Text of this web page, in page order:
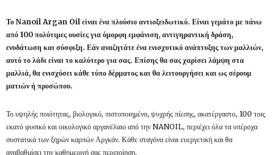
Το Nanoil Argan Oil είναι ένα πλούσιο αντιοξειδωτικό. Είναι γεμάτο με πάνω
από 100 πολύτιμες ουσίες για όμορφη εμφάνιση, αντιγηραντική δράση,
ενυδάτωση και σύσφιξη. Εάν αναζητάτε ένα ενισχυτικό ανάπτυξης των μαλλιών,
αυτό το λάδι είναι το καλύτερο για σας. Επίσης θα σας χαρίσει λάμψη στα
μαλλιά, θα ενισχύσει κάθε τύπο δέρματος και θα λειτουργήσει και ως σέρουμ
ματιών ή προσώπου.
Το υψηλής ποιότητας, βιολογικό, πιστοποιημένο, ψυχρής πίεσης, ακατέργαστο, 100 τοις
εκατό φυσικό και οικολογικό αργανέλαιο από την NANOIL, περιέχει όλα τα υπέροχα
συστατικά των ξηρών καρπών Αργκάν. Κάθε σταγόνα είναι ευεργετική και θα
αναβαθμίσει την καθημερινή σας περιποίηση.